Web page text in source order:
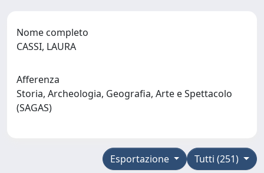
Nome completo
CASSI, LAURA
Afferenza
Storia, Archeologia, Geografia, Arte e Spettacolo
(SAGAS)
Tutti (251)
Esportazione